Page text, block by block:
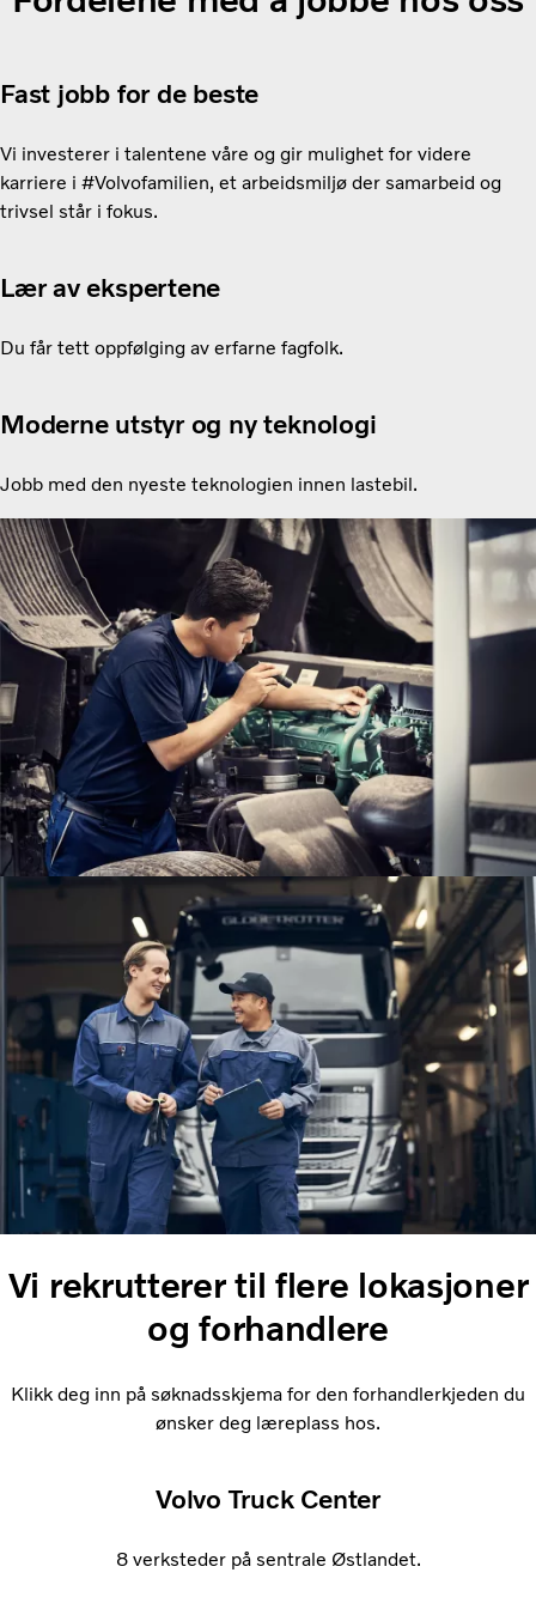
Fast jobb for de beste
Vi investerer i talentene våre og gir mulighet for videre
karriere i #Volvofamilien, et arbeidsmiljø der samarbeid og
trivsel står i fokus.
Lær av ekspertene
Du får tett oppfølging av erfarne fagfolk.
Moderne utstyr og ny teknologi
Jobb med den nyeste teknologien innen lastebil.
Vi rekrutterer til flere lokasjoner
og forhandlere
Klikk deg inn på søknadsskjema for den forhandlerkjeden du
ønsker deg læreplass hos.
Volvo Truck Center
8 verksteder på sentrale Østlandet.